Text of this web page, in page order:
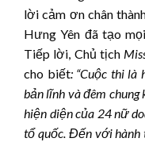
lời cảm ơn chân
Hưng Yên đã tạo
Tiếp lời, Chủ tịch
cho biết: “Cuộc thi là
bản lĩnh vàđêm chung
hiện diện của 24nữ
tổ quốc. Đến với hành